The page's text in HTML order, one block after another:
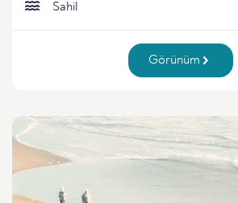
Sahil
Görünüm